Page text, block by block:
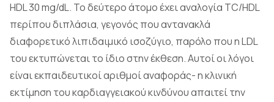
HDL 30 mg/dL. Το δεύτερο άτομο έχει αναλογία TC/HDL
περίπου διπλάσια, γεγονός που αντανακλά
διαφορετικό λιπιδαιμικό ισοζύγιο, παρόλο που η LDL
του εκτυπώνεται το ίδιο στην έκθεση. Αυτοί οι λόγοι
είναι εκπαιδευτικοί αριθμοί αναφοράς- η κλινική
εκτίμηση του καρδιαγγειακού κινδύνου απαιτεί την